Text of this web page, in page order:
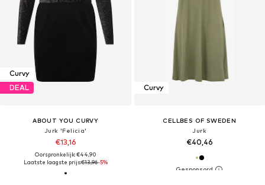
Curvy
DEAL
ABOUT YOU CURVY
Jurk 'Felicia'
€13,16
Oorspronkelijk: €44,90
Laatste laagste prijs:€13,96-5%
Curvy
CELLBES OF SWEDEN
Jurk
€40,46